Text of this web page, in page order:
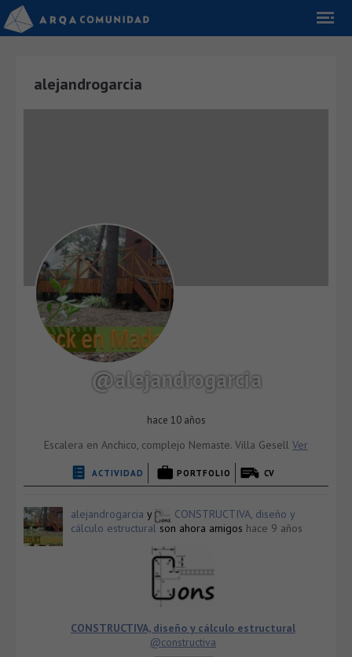
alejandrogarcia
@alejandrogarcia
hace 10 años
Escalera en Anchico, complejo Nemaste. Villa Gesell Ver
ACTIVIDAD PORTFOLIO CV
alejandrogarcia y
CONSTRUCTIVA, diseño y
cálculo estructural son ahora amigos hace 9 años
CONSTRUCTIVA, diseño y cálculo estructural
@constructiva